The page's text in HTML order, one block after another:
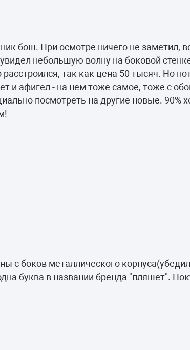
бош. При осмотре ничего не заметил,
небольшую волну на боковой
так как цена 50 тысяч. Но
и афигел - на нем тоже самое, тоже с
посмотреть на другие новые. 90%
с боков металлического
буква в названии бренда "пляшет".